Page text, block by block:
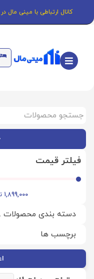
کانال ارتباطی با مینی مال در
فیلتر قیمت
1,899,000